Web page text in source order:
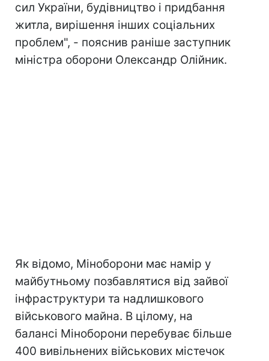
сил України, будівництво і придбання
житла, вирішення інших соціальних
проблем", - пояснив раніше заступник
міністра оборони Олександр Олійник.
Як відомо, Міноборони має намір у
майбутньому позбавлятися від зайвої
інфраструктури та надлишкового
військового майна. В цілому, на
балансі Міноборони перебуває більше
400 вивільнених військових містечок